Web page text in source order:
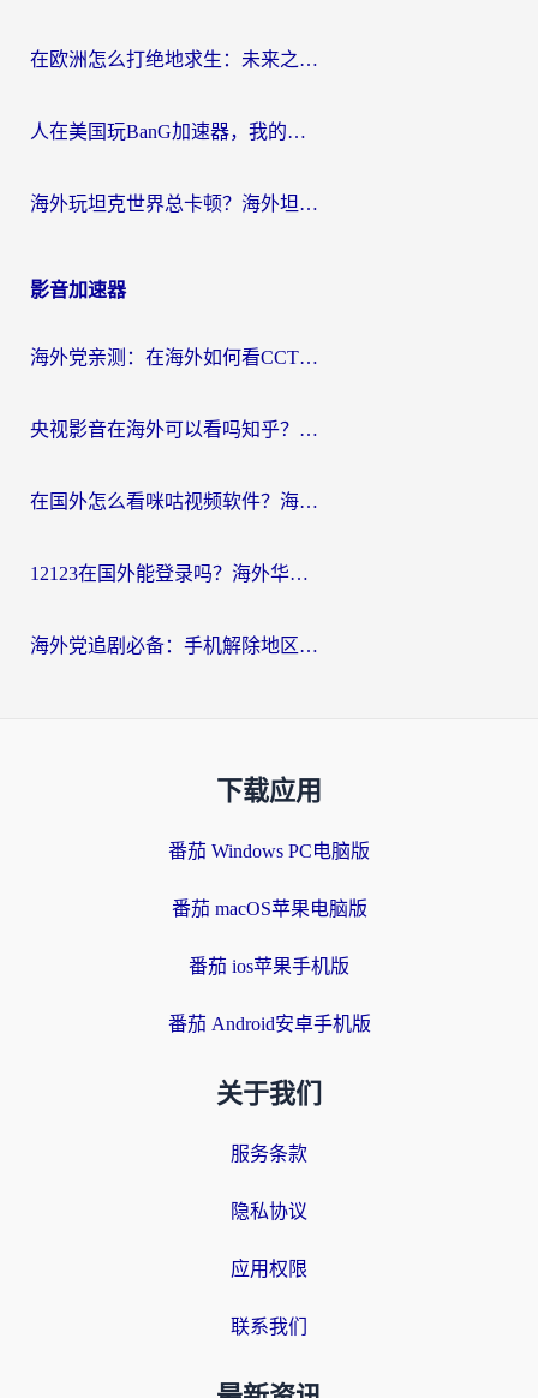
在欧洲怎么打绝地求生：未来之役不卡？留学生亲测的加速器避坑指南
人在美国玩BanG加速器，我的延迟终于绿了
海外玩坦克世界总卡顿？海外坦克世界加速器有哪些？实测好用的选择在这里
影音加速器
海外党亲测：在海外如何看CCTV？告别“仅限大陆播放”的实用指南
央视影音在海外可以看吗知乎？留学生亲测：3步解决地域限制+追剧自由
在国外怎么看咪咕视频软件？海外党亲测有效的回国加速方案
12123在国外能登录吗？海外华人必看的回国加速实用指南
海外党追剧必备：手机解除地区限制app怎么选？解决央视视频&国内剧地区限制全指南
下载应用
番茄 Windows PC电脑版
番茄 macOS苹果电脑版
番茄 ios苹果手机版
番茄 Android安卓手机版
关于我们
服务条款
隐私协议
应用权限
联系我们